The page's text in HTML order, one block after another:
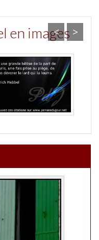
en images
< >